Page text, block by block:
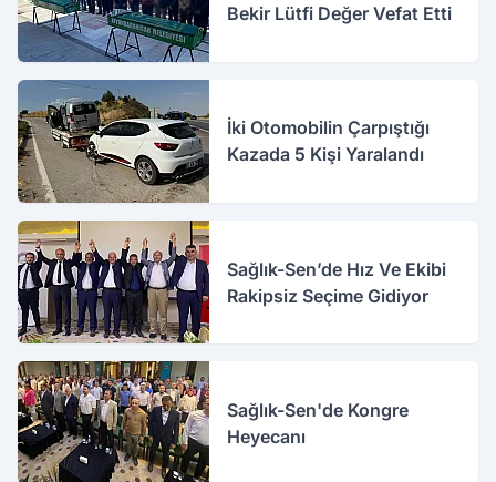
Bekir Lütfi Değer Vefat Etti
İki Otomobilin Çarpıştığı
Kazada 5 Kişi Yaralandı
Sağlık-Sen’de Hız Ve Ekibi
Rakipsiz Seçime Gidiyor
Sağlık-Sen'de Kongre
Heyecanı